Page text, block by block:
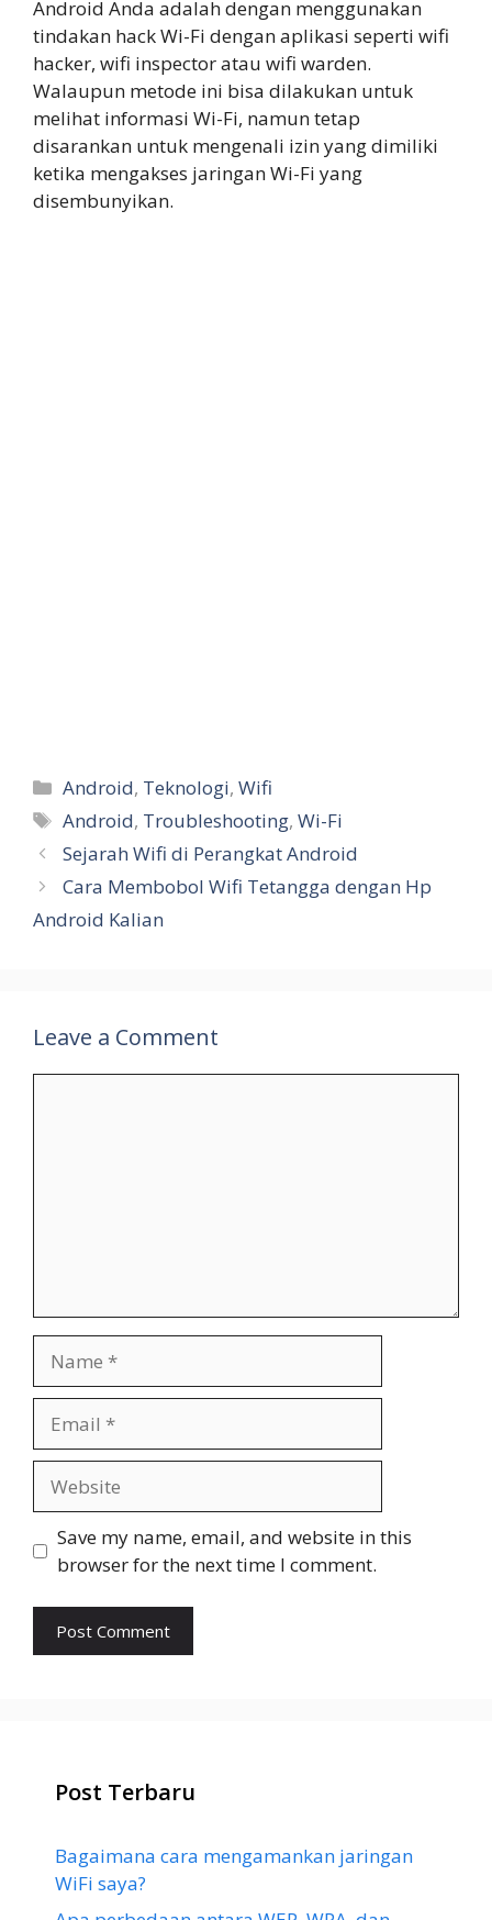
Android Anda adalah dengan menggunakan
tindakan hack Wi-Fi dengan aplikasi seperti wifi
hacker, wifi inspector atau wifi warden.
Walaupun metode ini bisa dilakukan untuk
melihat informasi Wi-Fi, namun tetap
disarankan untuk mengenali izin yang dimiliki
ketika mengakses jaringan Wi-Fi yang
disembunyikan.
Categories
Android, Teknologi,Wifi
Tags
Android, Troubleshooting,Wi-Fi
Sejarah Wifi di Perangkat Android
Cara Membobol Wifi Tetangga dengan Hp
Android Kalian
Leave a Comment
Save my name, email, and website in this
browser for the next time I comment.
Post Terbaru
Bagaimana cara mengamankan jaringan
WiFi saya?